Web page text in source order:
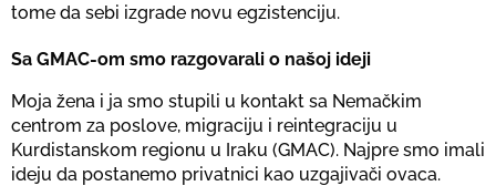
tome da sebi izgrade novu egzistenciju.
Sa GMAC-om smo razgovarali o našoj ideji
Moja žena i ja smo stupili u kontakt sa Nemačkim
centrom za poslove, migraciju i reintegraciju u
Kurdistanskom regionu u Iraku (GMAC). Najpre smo imali
ideju da postanemo privatnici kao uzgajivači ovaca.